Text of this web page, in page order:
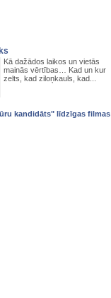
Kā dažādos laikos un vietās
mainās vērtības… Kad un kur
zelts, kad ziloņkauls, kad...
kandidāts" līdzīgas filmas